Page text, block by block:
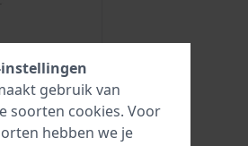
gebruik van
soorten cookies. Voor
hebben we je